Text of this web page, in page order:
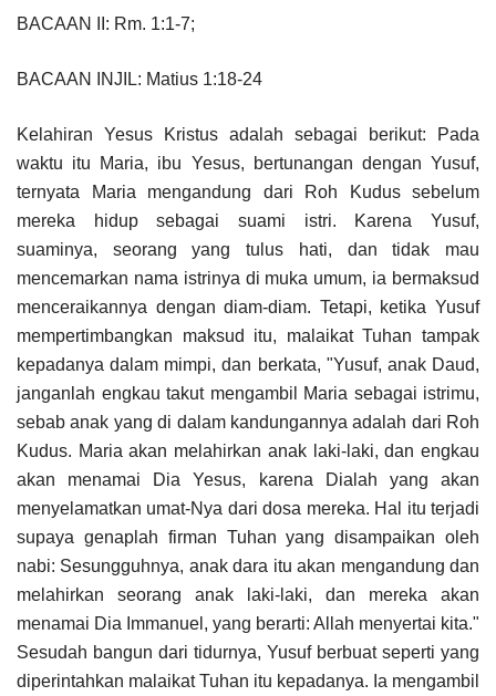
BACAAN II: Rm. 1:1-7;
BACAAN INJIL: Matius 1:18-24
Kelahiran Yesus Kristus adalah sebagai berikut: Pada
waktu itu Maria, ibu Yesus, bertunangan dengan Yusuf,
ternyata Maria mengandung dari Roh Kudus sebelum
mereka hidup sebagai suami istri. Karena Yusuf,
suaminya, seorang yang tulus hati, dan tidak mau
mencemarkan nama istrinya di muka umum, ia bermaksud
menceraikannya dengan diam-diam. Tetapi, ketika Yusuf
mempertimbangkan maksud itu, malaikat Tuhan tampak
kepadanya dalam mimpi, dan berkata, "Yusuf, anak Daud,
janganlah engkau takut mengambil Maria sebagai istrimu,
sebab anak yang di dalam kandungannya adalah dari Roh
Kudus. Maria akan melahirkan anak laki-laki, dan engkau
akan menamai Dia Yesus, karena Dialah yang akan
menyelamatkan umat-Nya dari dosa mereka. Hal itu terjadi
supaya genaplah firman Tuhan yang disampaikan oleh
nabi: Sesungguhnya, anak dara itu akan mengandung dan
melahirkan seorang anak laki-laki, dan mereka akan
menamai Dia Immanuel, yang berarti: Allah menyertai kita."
Sesudah bangun dari tidurnya, Yusuf berbuat seperti yang
diperintahkan malaikat Tuhan itu kepadanya. Ia mengambil